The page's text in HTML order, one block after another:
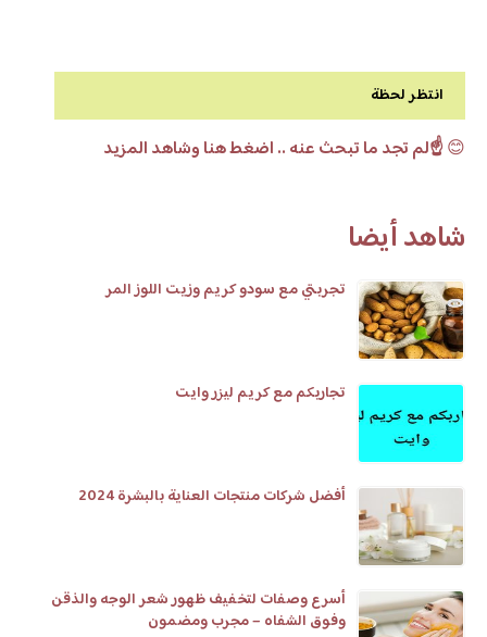
انتظر لحظة
😊☝️لم تجد ما تبحث عنه .. اضغط هنا وشاهد المزيد
شاهد أيضا
تجربتي مع سودو كريم وزيت اللوز المر
تجاربكم مع كريم ليزر وايت
أفضل شركات منتجات العناية بالبشرة 2024
أسرع وصفات لتخفيف ظهور شعر الوجه والذقن
وفوق الشفاه – مجرب ومضمون